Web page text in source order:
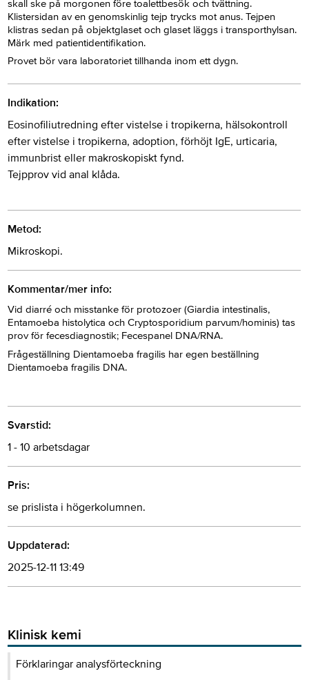
skall ske på morgonen före toalettbesök och tvättning.
Klistersidan av en genomskinlig tejp trycks mot anus. Tejpen
klistras sedan på objektglaset och glaset läggs i transporthylsan.
Märk med patientidentifikation.
Provet bör vara laboratoriet tillhanda inom ett dygn.
Indikation:
Eosinofiliutredning efter vistelse i tropikerna, hälsokontroll
efter vistelse i tropikerna, adoption, förhöjt IgE, urticaria,
immunbrist eller makroskopiskt fynd.
Tejpprov vid anal klåda.
Metod:
Mikroskopi.
Kommentar/mer info:
Vid diarré och misstanke för protozoer (Giardia intestinalis,
Entamoeba histolytica och Cryptosporidium parvum/hominis) tas
prov för fecesdiagnostik; Fecespanel DNA/RNA.
Frågeställning Dientamoeba fragilis har egen beställning
Dientamoeba fragilis DNA.
Svarstid:
1 - 10 arbetsdagar
Pris:
se prislista i högerkolumnen.
Uppdaterad:
2025-12-11 13:49
Klinisk kemi
Förklaringar analysförteckning